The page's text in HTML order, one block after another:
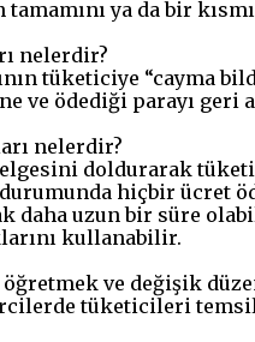
ya da bir
nelerdir?
tüketiciye
ve ödediği parayı
nelerdir?
doldurarak
hiçbir ücret
daha uzun bir süre
kullanabilir.
ve değişik
tüketicileri